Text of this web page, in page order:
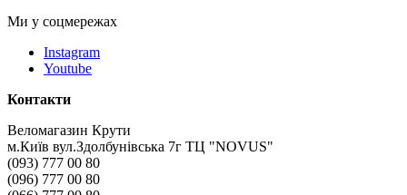
Ми у соцмережах
Instagram
Youtube
Контакти
Веломагазин Крути
м.Київ вул.Здолбунівська 7г ТЦ "NOVUS"
(093) 777 00 80
(096) 777 00 80